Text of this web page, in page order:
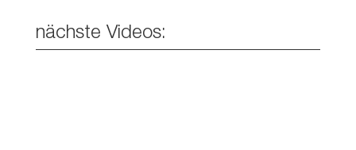
nächste Videos: